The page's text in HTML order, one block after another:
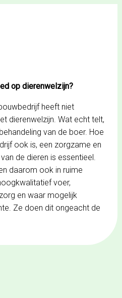
op dierenwelzijn?
heeft niet
dierenwelzijn. Wat echt telt,
van de boer. Hoe
ook is, een zorgzame en
de dieren is essentieel.
daarom ook in ruime
voer,
en waar mogelijk
Ze doen dit ongeacht de